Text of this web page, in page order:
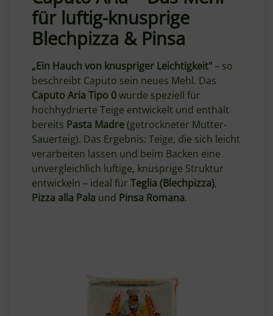
für luftig-knusprige
Blechpizza & Pinsa
„Ein Hauch von knuspriger Leichtigkeit"– so
beschreibt Caputo sein neues Mehl. Das
Caputo Aria Tipo 0wurde speziell für
hochhydrierte Teige entwickelt und enthält
bereits Pasta Madre(getrockneter Mutter-
Sauerteig). Das Ergebnis: Teige, die sich leicht
verarbeiten lassen und beim Backen eine
unvergleichlich luftige, knusprige Struktur
entwickeln – ideal für Teglia (Blechpizza),
Pizza alla Pala und Pinsa Romana.